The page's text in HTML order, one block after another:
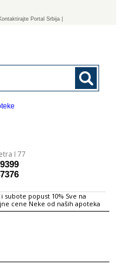
Kontaktirajte Portal Srbija |
I 77
i subote popust 10% Sve na
cene Neke od naših apoteka
Unapređenje delatnosti
cena i dostupnosti svih
pokrivenost
će sve novo biti na pravi
farmaceutskih proizvoda
potrošača ANLEK d.o.o. osniva